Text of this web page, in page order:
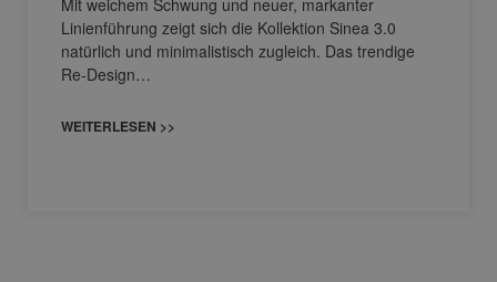
Mit weichem Schwung und neuer, markanter
Linienführung zeigt sich die Kollektion Sinea 3.0
natürlich und minimalistisch zugleich. Das trendige
Re-Design…
WEITERLESEN >>